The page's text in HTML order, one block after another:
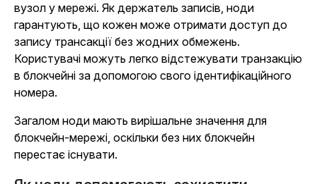
вузол у мережі. Як держатель записів, ноди
гарантують, що кожен може отримати доступ до
запису трансакції без жодних обмежень.
Користувачі можуть легко відстежувати транзакцію
в блокчейні за допомогою свого ідентифікаційного
номера.
Загалом ноди мають вирішальне значення для
блокчейн-мережі, оскільки без них блокчейн
перестає існувати.